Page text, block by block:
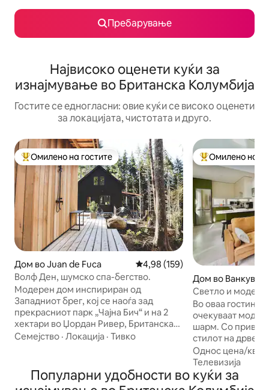
Пребарување
Највисоко оценети куќи за
изнајмување во Британска Колумбија
Гостите се едногласни: овие куќи се високо оценети
за локацијата, чистотата и друго.
Меѓу најуспешните „Омилени на гостите“
Омилено на гостите
Дом во Juan de Fuca Просечна оцена: 4,98 од 5,
4,98 (159)
Волф Ден, шумско спа-бегство.
Модерен дом инспириран од
Западниот брег, кој се наоѓа зад
прекрасниот парк „Чајна Бич“ и на 2
хектари во Џордан Ривер, Британска
Колумбија. Нашата куќа со 3 спални
рачно изработени детали. Приватна
сауна од кедар на дрва, 3 надворешни
Семејство · Локација · Тивко
Меѓу
Омилено на
Дом во Ванкувер
Светло и
комерцијално
Во оваа
очекуваат
шарм. Со
стилот на
кревет (широк
идеален
еден ден
самостоен дом
Однос цена/
Телевизија
Популарни удобности во куќи за